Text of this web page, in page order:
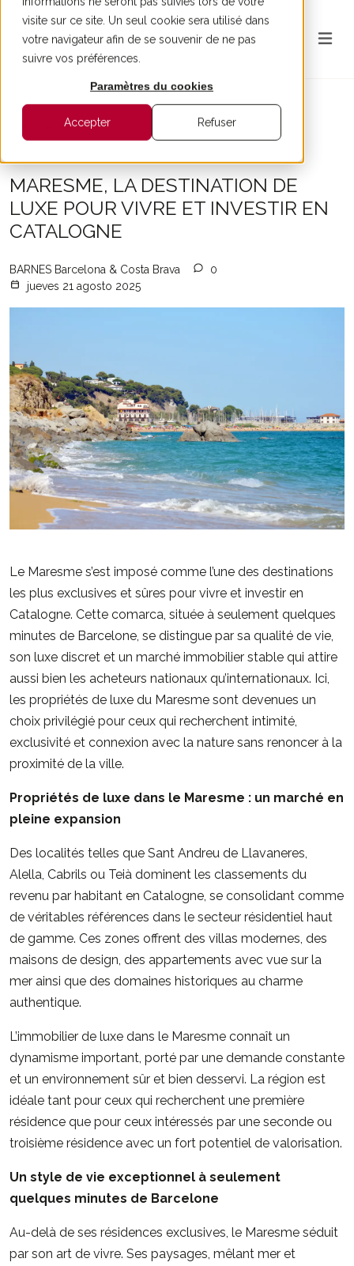
visite sur ce site. Un seul cookie sera utilisé dans
votre navigateur afin de se souvenir de ne pas
suivre vos préférences.
Paramètres du cookies
Accepter Refuser
Tous les articles
MARESME, LA DESTINATION DE
LUXE POUR VIVRE ET INVESTIR EN
CATALOGNE
BARNES Barcelona & Costa Brava
0
jueves 21 agosto 2025
Le Maresme s’est imposé comme l’une des destinations
les plus exclusives et sûres pour vivre et investir en
Catalogne. Cette comarca, située à seulement quelques
minutes de Barcelone, se distingue par sa qualité de vie,
son luxe discret et un marché immobilier stable qui attire
aussi bien les acheteurs nationaux qu’internationaux. Ici,
les propriétés de luxe du Maresme sont devenues un
choix privilégié pour ceux qui recherchent intimité,
exclusivité et connexion avec la nature sans renoncer à la
proximité de la ville.
Propriétés de luxe dans le Maresme : un marché en
pleine expansion
Des localités telles que Sant Andreu de Llavaneres,
Alella, Cabrils ou Teià dominent les classements du
revenu par habitant en Catalogne, se consolidant comme
de véritables références dans le secteur résidentiel haut
de gamme. Ces zones offrent des villas modernes, des
maisons de design, des appartements avec vue sur la
mer ainsi que des domaines historiques au charme
authentique.
L’immobilier de luxe dans le Maresme connaît un
dynamisme important, porté par une demande constante
et un environnement sûr et bien desservi. La région est
idéale tant pour ceux qui recherchent une première
résidence que pour ceux intéressés par une seconde ou
troisième résidence avec un fort potentiel de valorisation.
Un style de vie exceptionnel à seulement
quelques minutes de Barcelone
Au-delà de ses résidences exclusives, le Maresme séduit
par son art de vivre. Ses paysages, mêlant mer et